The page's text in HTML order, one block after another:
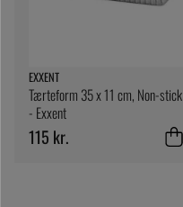
EXXENT
Tærteform 35 x 11 cm, Non-stick
- Exxent
115 kr.